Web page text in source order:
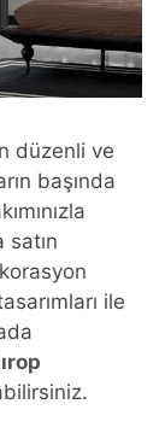
düzenli ve
başında
satın
ile